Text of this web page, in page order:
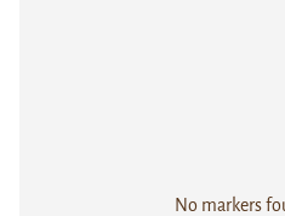
No markers